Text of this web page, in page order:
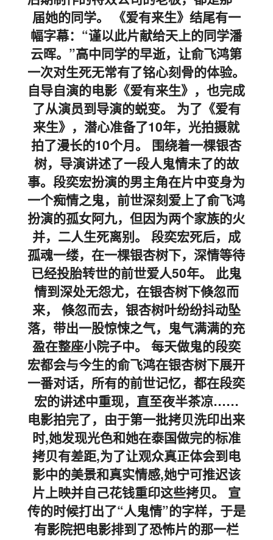
届她的同学。 《爱有来生》结尾有一
幅字幕：“谨以此片献给天上的同学潘
云晖。”高中同学的早逝，让俞飞鸿第
一次对生死无常有了铭心刻骨的体验。
自导自演的电影《爱有来生》，也完成
了从演员到导演的蜕变。 为了《爱有
来生》，潜心准备了10年，光拍摄就
拍了漫长的10个月。 围绕着一棵银杏
树，导演讲述了一段人鬼情未了的故
事。段奕宏扮演的男主角在片中变身为
一个痴情之鬼，前世深刻爱上了俞飞鸿
扮演的孤女阿九，但因为两个家族的火
并，二人生死离别。 段奕宏死后，成
孤魂一缕，在一棵银杏树下，深情等待
已经投胎转世的前世爱人50年。 此鬼
情到深处无怨尤，在银杏树下倏忽而
来， 倏忽而去，银杏树叶纷纷抖动坠
落，带出一股惊悚之气，鬼气满满的充
盈在整座小院子中。 每天做鬼的段奕
宏都会与今生的俞飞鸿在银杏树下展开
一番对话，所有的前世记忆，都在段奕
宏的讲述中重现，直至夜半茶凉……
电影拍完了，由于第一批拷贝洗印出来
时,她发现光色和她在泰国做完的标准
拷贝有差距,为了让观众真正体会到电
影中的美景和真实情感,她宁可推迟该
片上映并自己花钱重印这些拷贝。 宣
传的时候打出了“人鬼情”的字样，于是
有影院把电影排到了恐怖片的那一栏